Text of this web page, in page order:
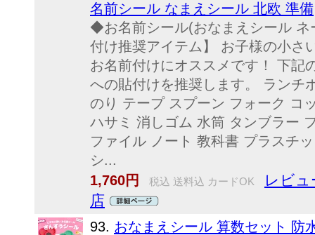
名前シール なまえシール 北欧 準備
◆お名前シール(おなまえシール ネ
付け推奨アイテム】 お子様の小さ
お名前付けにオススメです！ 下記
への貼付けを推奨します。 ランチ
のり テープ スプーン フォーク コ
ハサミ 消しゴム 水筒 タンブラー
ファイル ノート 教科書 プラスチ
シ...
1,760円
税込 送料込 カードOK
レビュ
店
93. おなまえシール 算数セット 防